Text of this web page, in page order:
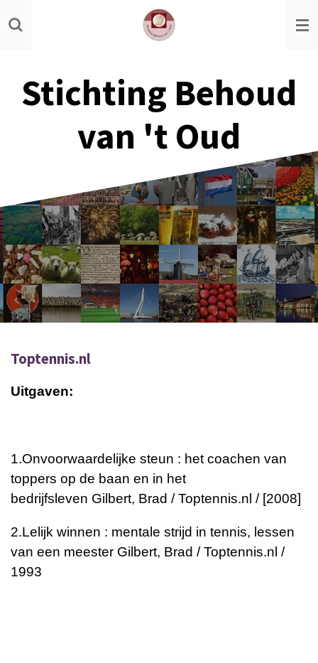
Ga
direct
hoofdinhoud
Stichting Behoud
van 't Oud
Toptennis.nl
Uitgaven:
1.Onvoorwaardelijke steun : het coachen van
toppers op de baan en in het
bedrijfsleven Gilbert, Brad / Toptennis.nl / [2008]
2.Lelijk winnen : mentale strijd in tennis, lessen
van een meester Gilbert, Brad / Toptennis.nl /
1993